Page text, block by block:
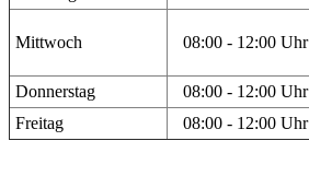
Mittwoch 08:00 - 12:00 Uhr
Donnerstag 08:00 - 12:00 Uhr
Freitag
08:00 - 12:00 Uhr